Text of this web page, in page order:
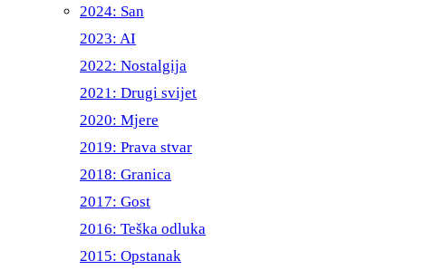
2024: San
2023: AI
2022: Nostalgija
2021: Drugi svijet
2020: Mjere
2019: Prava stvar
2018: Granica
2017: Gost
2016: Teška odluka
2015: Opstanak